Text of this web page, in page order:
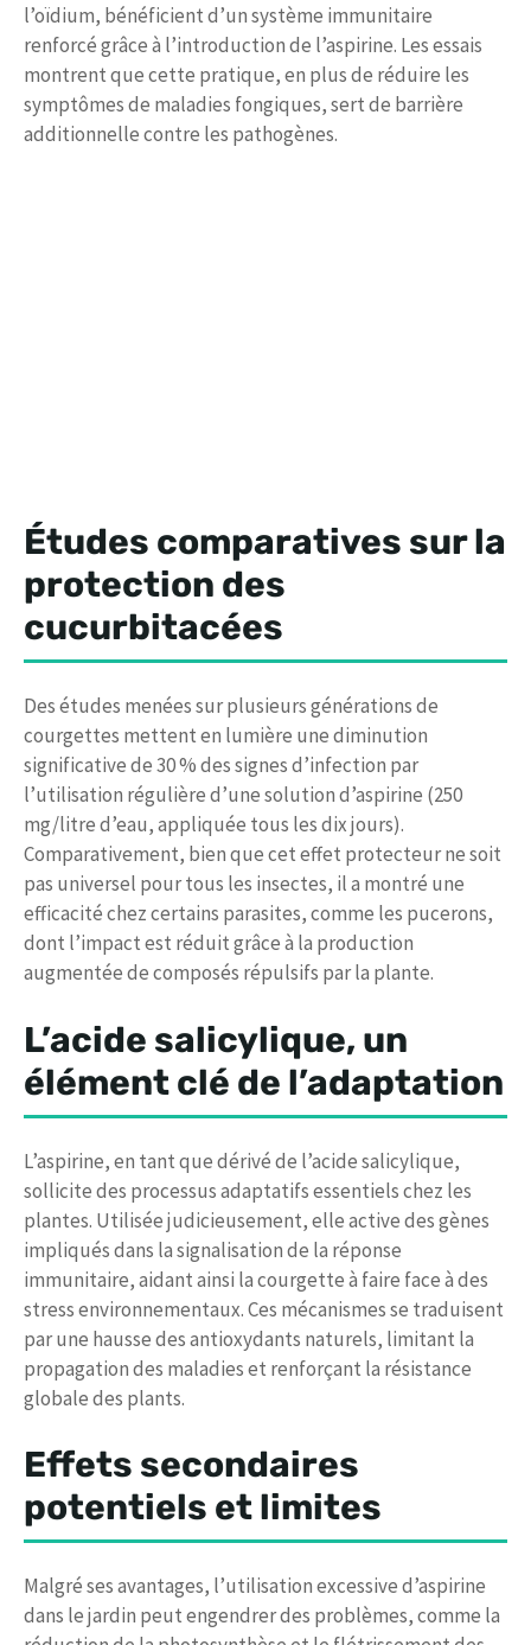
l’oïdium, bénéficient d’un système immunitaire
renforcé grâce à l’introduction de l’aspirine. Les essais
montrent que cette pratique, en plus de réduire les
symptômes de maladies fongiques, sert de barrière
additionnelle contre les pathogènes.
Études comparatives sur la
protection des
cucurbitacées
Des études menées sur plusieurs générations de
courgettes mettent en lumière une diminution
significative de 30 % des signes d’infection par
l’utilisation régulière d’une solution d’aspirine (250
mg/litre d’eau, appliquée tous les dix jours).
Comparativement, bien que cet effet protecteur ne soit
pas universel pour tous les insectes, il a montré une
efficacité chez certains parasites, comme les pucerons,
dont l’impact est réduit grâce à la production
augmentée de composés répulsifs par la plante.
L’acide salicylique, un
élément clé de l’adaptation
L’aspirine, en tant que dérivé de l’acide salicylique,
sollicite des processus adaptatifs essentiels chez les
plantes. Utilisée judicieusement, elle active des gènes
impliqués dans la signalisation de la réponse
immunitaire, aidant ainsi la courgette à faire face à des
stress environnementaux. Ces mécanismes se traduisent
par une hausse des antioxydants naturels, limitant la
propagation des maladies et renforçant la résistance
globale des plants.
Effets secondaires
potentiels et limites
Malgré ses avantages, l’utilisation excessive d’aspirine
dans le jardin peut engendrer des problèmes, comme la